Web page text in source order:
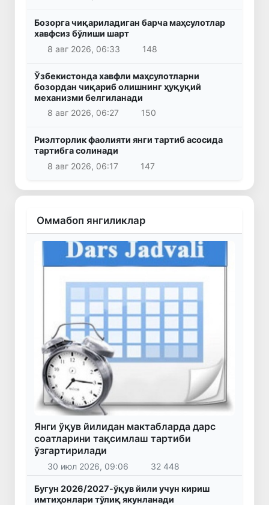
Бозорга чиқариладиган барча маҳсулотлар
хавфсиз бўлиши шарт
8 авг 2026, 06:33
148
Ўзбекистонда хавфли маҳсулотларни
бозордан чиқариб олишнинг ҳуқуқий
механизми белгиланади
8 авг 2026, 06:27
150
Риэлторлик фаолияти янги тартиб асосида
тартибга солинади
8 авг 2026, 06:17
147
Оммабоп янгиликлар
Янги ўқув йилидан мактабларда дарс
соатларини тақсимлаш тартиби
ўзгартирилади
30 июл 2026, 09:06 32 448
Бугун 2026/2027-ўқув йили учун кириш
имтиҳонлари тўлиқ якунланади